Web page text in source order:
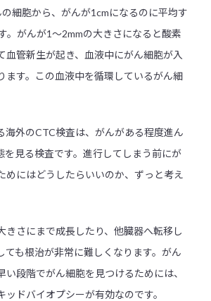
細胞から、がんが1cmになるのに平均す
。がんが1〜2mmの大きさになると酸素
血管新生が起き、血液中にがん細胞が入
ます。この血液中を循環しているがん細
海外のCTC検査は、がんがある程度進ん
を見る検査です。進行してしまう前にが
めにはどうしたらいいのか、ずっと考え
きさにまで成長したり、他臓器へ転移し
ても根治が非常に難しくなります。がん
い段階でがん細胞を見つけるためには、
ッドバイオプシーが有効なのです。